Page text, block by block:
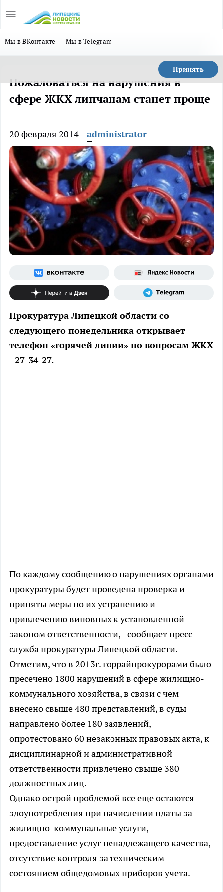
Мы в ВКонтакте Мы в Telegram
Принять
Пожаловаться на нарушения в
сфере ЖКХ липчанам станет проще
20 февраля 2014 administrator
Прокуратура Липецкой области со
следующего понедельника открывает
телефон «горячей линии» по вопросам ЖКХ
- 27-34-27.
По каждому сообщению о нарушениях органами
прокуратуры будет проведена проверка и
приняты меры по их устранению и
привлечению виновных к установленной
законом ответственности, - сообщает пресс-
служба прокуратуры Липецкой области.
Отметим, что в 2013г. горрайпрокурорами было
пресечено 1800 нарушений в сфере жилищно-
коммунального хозяйства, в связи с чем
внесено свыше 480 представлений, в суды
направлено более 180 заявлений,
опротестовано 60 незаконных правовых акта, к
дисциплинарной и административной
ответственности привлечено свыше 380
должностных лиц.
Однако острой проблемой все еще остаются
злоупотребления при начислении платы за
жилищно-коммунальные услуги,
предоставление услуг ненадлежащего качества,
отсутствие контроля за техническим
состоянием общедомовых приборов учета.